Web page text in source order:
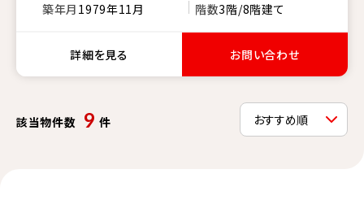
築年月 1979年11月 階数3階/8階建て
詳細を見る お問い合わせ
該当物件数 9 件